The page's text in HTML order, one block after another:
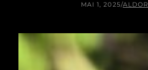
MAI 1, 2025/ALDOR